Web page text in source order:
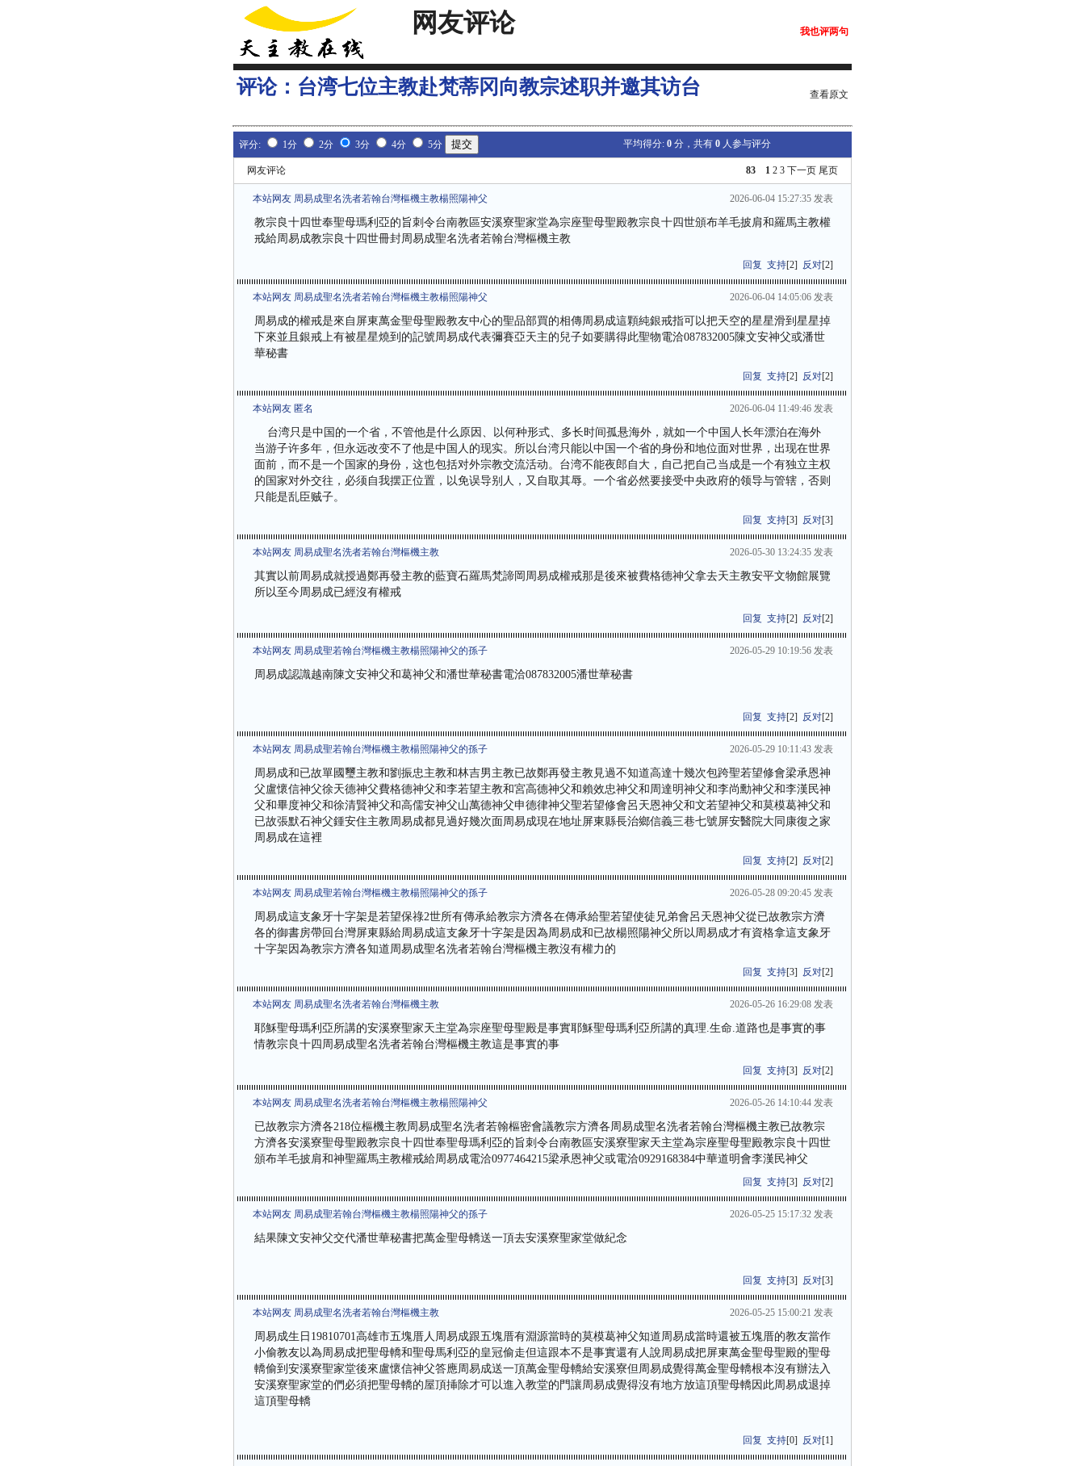
网友评论 我也评两句
评论： 台湾七位主教赴梵蒂冈向教宗述职并邀其访台 查看原文
评分: 1分 2分 3分 4分 5分 平均得分: 0 分，共有 0 人参与评分
网友评论 83 1 2 3 下一页 尾页
本站网友 周易成聖名洗者若翰台灣樞機主教楊照陽神父 2026-06-04 15:27:35 发表
教宗良十四世奉聖母瑪利亞的旨刺令台南教區安溪寮聖家堂為宗座聖母聖殿教宗良十四世頒布羊毛披肩和羅馬主教權
戒給周易成教宗良十四世冊封周易成聖名洗者若翰台灣樞機主教
回复 支持[2] 反对[2]
本站网友 周易成聖名洗者若翰台灣樞機主教楊照陽神父 2026-06-04 14:05:06 发表
周易成的權戒是來自屏東萬金聖母聖殿教友中心的聖品部買的相傳周易成這顆純銀戒指可以把天空的星星滑到星星掉
下來並且銀戒上有被星星燒到的記號周易成代表彌賽亞天主的兒子如要購得此聖物電洽087832005陳文安神父或潘世
華秘書
回复 支持[2] 反对[2]
本站网友 匿名 2026-06-04 11:49:46 发表
台湾只是中国的一个省，不管他是什么原因、以何种形式、多长时间孤悬海外，就如一个中国人长年漂泊在海外
当游子许多年，但永远改变不了他是中国人的现实。所以台湾只能以中国一个省的身份和地位面对世界，出现在世界
面前，而不是一个国家的身份，这也包括对外宗教交流活动。台湾不能夜郎自大，自己把自己当成是一个有独立主权
的国家对外交往，必须自我摆正位置，以免误导别人，又自取其辱。一个省必然要接受中央政府的领导与管辖，否则
只能是乱臣贼子。
回复 支持[3] 反对[3]
本站网友 周易成聖名洗者若翰台灣樞機主教 2026-05-30 13:24:35 发表
其實以前周易成就授過鄭再發主教的藍寶石羅馬梵諦岡周易成權戒那是後來被費格德神父拿去天主教安平文物館展覽
所以至今周易成已經沒有權戒
回复 支持[2] 反对[2]
本站网友 周易成聖若翰台灣樞機主教楊照陽神父的孫子 2026-05-29 10:19:56 发表
周易成認識越南陳文安神父和葛神父和潘世華秘書電洽087832005潘世華秘書
回复 支持[2] 反对[2]
本站网友 周易成聖若翰台灣樞機主教楊照陽神父的孫子 2026-05-29 10:11:43 发表
周易成和已故單國璽主教和劉振忠主教和林吉男主教已故鄭再發主教見過不知道高達十幾次包跨聖若望修會梁承恩神
父盧懷信神父徐天德神父費格德神父和李若望主教和宮高德神父和賴效忠神父和周達明神父和李尚勳神父和李漢民神
父和畢度神父和徐清賢神父和高儒安神父山萬德神父申德律神父聖若望修會呂天恩神父和文若望神父和莫模葛神父和
已故張默石神父鍾安住主教周易成都見過好幾次面周易成現在地址屏東縣長治鄉信義三巷七號屏安醫院大同康復之家
周易成在這裡
回复 支持[2] 反对[2]
本站网友 周易成聖若翰台灣樞機主教楊照陽神父的孫子 2026-05-28 09:20:45 发表
周易成這支象牙十字架是若望保祿2世所有傳承給教宗方濟各在傳承給聖若望使徒兄弟會呂天恩神父從已故教宗方濟
各的御書房帶回台灣屏東縣給周易成這支象牙十字架是因為周易成和已故楊照陽神父所以周易成才有資格拿這支象牙
十字架因為教宗方濟各知道周易成聖名洗者若翰台灣樞機主教沒有權力的
回复 支持[3] 反对[2]
本站网友 周易成聖名洗者若翰台灣樞機主教 2026-05-26 16:29:08 发表
耶穌聖母瑪利亞所講的安溪寮聖家天主堂為宗座聖母聖殿是事實耶穌聖母瑪利亞所講的真理.生命.道路也是事實的事
情教宗良十四周易成聖名洗者若翰台灣樞機主教這是事實的事
回复 支持[3] 反对[2]
本站网友 周易成聖名洗者若翰台灣樞機主教楊照陽神父 2026-05-26 14:10:44 发表
已故教宗方濟各218位樞機主教周易成聖名洗者若翰樞密會議教宗方濟各周易成聖名洗者若翰台灣樞機主教已故教宗
方濟各安溪寮聖母聖殿教宗良十四世奉聖母瑪利亞的旨刺令台南教區安溪寮聖家天主堂為宗座聖母聖殿教宗良十四世
頒布羊毛披肩和神聖羅馬主教權戒給周易成電洽0977464215梁承恩神父或電洽0929168384中華道明會李漢民神父
回复 支持[3] 反对[2]
本站网友 周易成聖若翰台灣樞機主教楊照陽神父的孫子 2026-05-25 15:17:32 发表
結果陳文安神父交代潘世華秘書把萬金聖母轎送一頂去安溪寮聖家堂做紀念
回复 支持[3] 反对[3]
本站网友 周易成聖名洗者若翰台灣樞機主教 2026-05-25 15:00:21 发表
周易成生日19810701高雄市五塊厝人周易成跟五塊厝有淵源當時的莫模葛神父知道周易成當時還被五塊厝的教友當作
小偷教友以為周易成把聖母轎和聖母馬利亞的皇冠偷走但這跟本不是事實還有人說周易成把屏東萬金聖母聖殿的聖母
轎偷到安溪寮聖家堂後來盧懷信神父答應周易成送一頂萬金聖母轎給安溪寮但周易成覺得萬金聖母轎根本沒有辦法入
安溪寮聖家堂的們必須把聖母轎的屋頂挿除才可以進入教堂的門讓周易成覺得沒有地方放這頂聖母轎因此周易成退掉
這頂聖母轎
回复 支持[0] 反对[1]